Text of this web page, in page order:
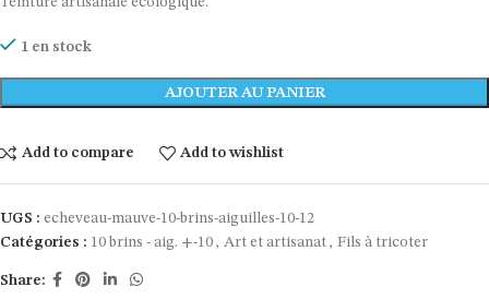
1 en stock
AJOUTER AU PANIER
Add to compare Add to wishlist
UGS : echeveau-mauve-10-brins-aiguilles-10-12
Catégories : 10 brins - aig. +-10 , Art et artisanat , Fils à tricoter
Share: